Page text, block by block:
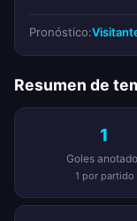
Pronóstico:
Resumen de
1
Goles
1 por partido